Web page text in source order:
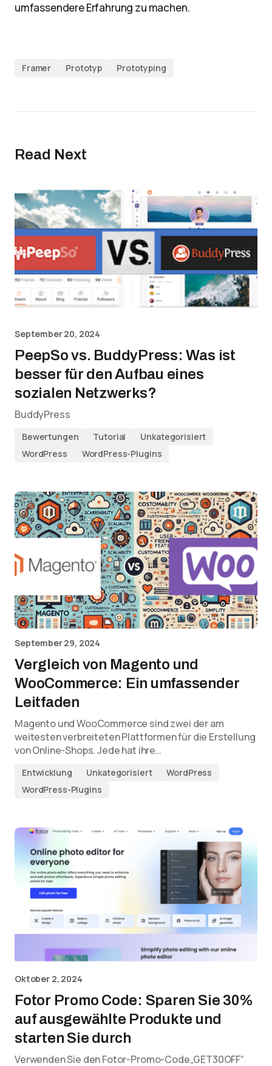
umfassendere Erfahrung zu machen.
Framer Prototyp Prototyping
Read Next
September 20, 2024
PeepSo vs. BuddyPress: Was ist
besser für den Aufbau eines
sozialen Netzwerks?
BuddyPress
Bewertungen Tutorial
Unkategorisiert
WordPress
WordPress-Plugins
September 29, 2024
Vergleich von Magento und
WooCommerce: Ein umfassender
Leitfaden
Magento und WooCommerce sind zwei der am
weitesten verbreiteten Plattformen für die Erstellung
von Online-Shops. Jede hat ihre…
Entwicklung Unkategorisiert
WordPress
WordPress-Plugins
Oktober 2, 2024
Fotor Promo Code: Sparen Sie 30%
auf ausgewählte Produkte und
starten Sie durch
Verwenden Sie den Fotor-Promo-Code„GET30OFF“